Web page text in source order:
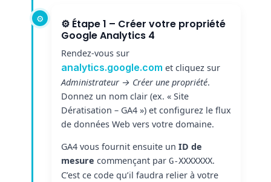
⚙️ Étape 1 – Créer votre propriété
Google Analytics 4
Rendez-vous sur
analytics.google.com et cliquez sur
Administrateur → Créer une propriété.
Donnez un nom clair (ex. « Site
Dératisation – GA4 ») et configurez le flux
de données Web vers votre domaine.
GA4 vous fournit ensuite un ID de
mesure commençant par G-XXXXXXX.
C’est ce code qu’il faudra relier à votre